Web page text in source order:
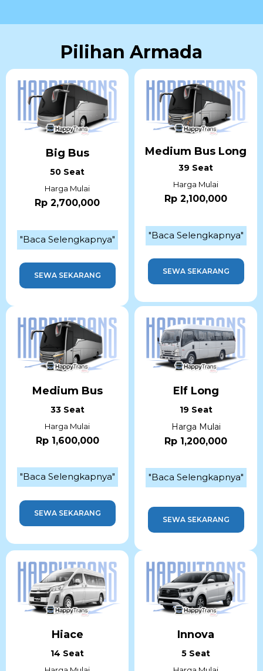
Pilihan Armada
Big Bus
50 Seat
Harga Mulai
Rp 2,700,000
"Baca Selengkapnya"
SEWA SEKARANG
Medium Bus Long
39 Seat
Harga Mulai
Rp 2,100,000
"Baca Selengkapnya"
SEWA SEKARANG
Medium Bus
33 Seat
Harga Mulai
Rp 1,600,000
"Baca Selengkapnya"
SEWA SEKARANG
Elf Long
19 Seat
Harga Mulai
Rp 1,200,000
"Baca Selengkapnya"
SEWA SEKARANG
Hiace
14 Seat
Innova
5 Seat